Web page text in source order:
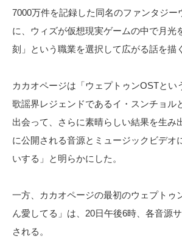
7000万件を記録した同名のファンタジー
に、ウィズが仮想現実ゲームの中で月光
刻」という職業を選択して広がる話を描
カカオページは「ウェプトゥンOSTとい
歌謡界レジェンドであるイ・スンチョル
出会って、さらに素晴らしい結果を生み
に公開される音源とミュージックビデオ
いする」と明らかにした。
一方、カカオページの最初のウェプトゥ
ん愛してる」は、20日午後6時、各音源
される。